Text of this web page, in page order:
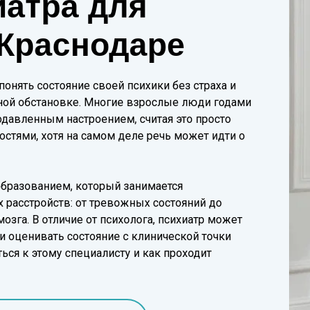
состояние своей психики без страха и
обстановке. Многие взрослые люди годами
настроением, считая это просто
хотя на самом деле речь может идти о
который занимается
от тревожных состояний до
В отличие от психолога, психиатр может
состояние с клинической точки
к этому специалисту и как проходит